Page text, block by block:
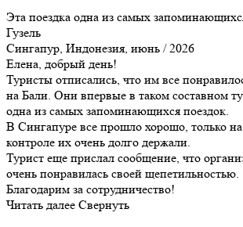
Эта поездка одна из самых
Гузель
Сингапур, Индонезия, июнь / 2026
Елена, добрый день!
Туристы отписались, что им все
на Бали. Они впервые в таком составном
одна из самых запоминающихся поездок.
В Сингапуре все прошло хорошо, только
контроле их очень долго держали.
Турист еще прислал сообщение, что
очень понравилась своей щепетильностью.
Благодарим за сотрудничество!
Читать далее Свернуть